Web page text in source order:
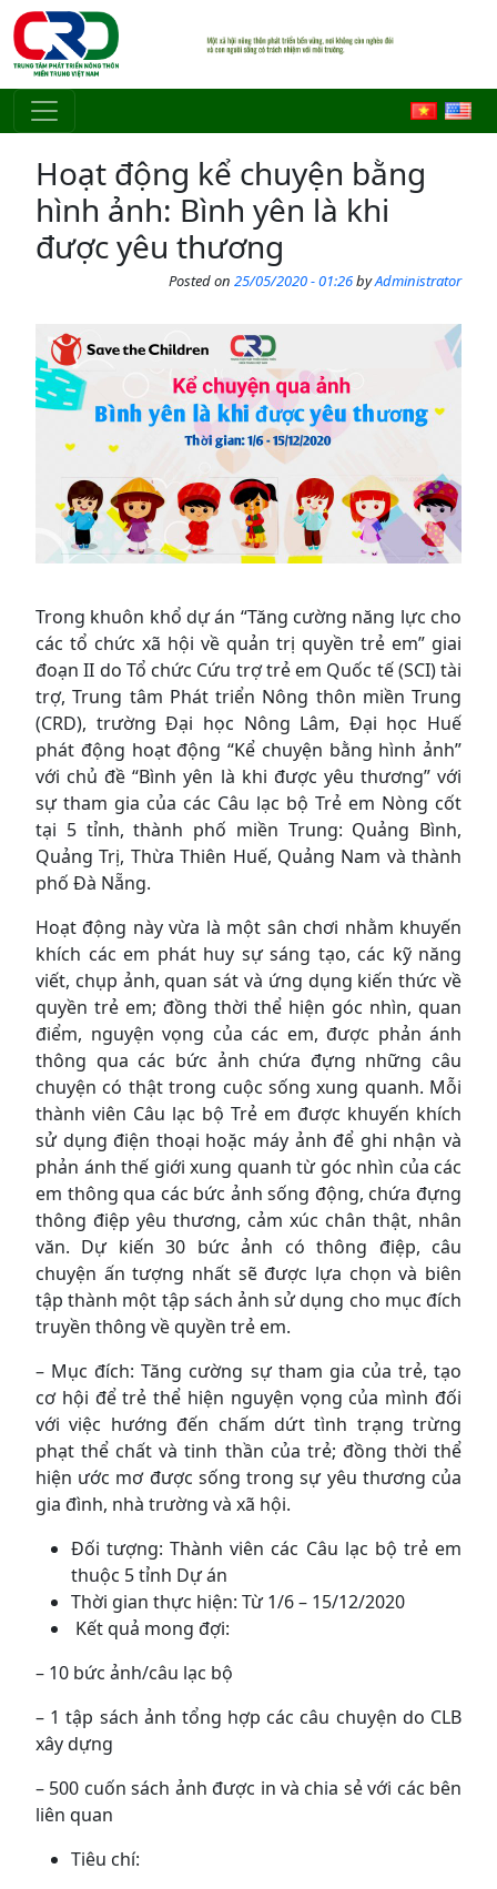
Skip to main content
Hoạt động kể chuyện bằng
hình ảnh: Bình yên là khi
được yêu thương
Posted on 25/05/2020 - 01:26byAdministrator
Trong khuôn khổ dự án “Tăng cường năng lực cho
các tổ chức xã hội về quản trị quyền trẻ em” giai
đoạn II do Tổ chức Cứu trợ trẻ em Quốc tế (SCI) tài
trợ, Trung tâm Phát triển Nông thôn miền Trung
(CRD), trường Đại học Nông Lâm, Đại học Huế
phát động hoạt động “Kể chuyện bằng hình ảnh”
với chủ đề “Bình yên là khi được yêu thương” với
sự tham gia của các Câu lạc bộ Trẻ em Nòng cốt
tại 5 tỉnh, thành phố miền Trung: Quảng Bình,
Quảng Trị, Thừa Thiên Huế, Quảng Nam và thành
phố Đà Nẵng.
Hoạt động này vừa là một sân chơi nhằm khuyến
khích các em phát huy sự sáng tạo, các kỹ năng
viết, chụp ảnh, quan sát và ứng dụng kiến thức về
quyền trẻ em; đồng thời thể hiện góc nhìn, quan
điểm, nguyện vọng của các em, được phản ánh
thông qua các bức ảnh chứa đựng những câu
chuyện có thật trong cuộc sống xung quanh. Mỗi
thành viên Câu lạc bộ Trẻ em được khuyến khích
sử dụng điện thoại hoặc máy ảnh để ghi nhận và
phản ánh thế giới xung quanh từ góc nhìn của các
em thông qua các bức ảnh sống động, chứa đựng
thông điệp yêu thương, cảm xúc chân thật, nhân
văn. Dự kiến 30 bức ảnh có thông điệp, câu
chuyện ấn tượng nhất sẽ được lựa chọn và biên
tập thành một tập sách ảnh sử dụng cho mục đích
truyền thông về quyền trẻ em.
– Mục đích: Tăng cường sự tham gia của trẻ, tạo
cơ hội để trẻ thể hiện nguyện vọng của mình đối
với việc hướng đến chấm dứt tình trạng trừng
phạt thể chất và tinh thần của trẻ; đồng thời thể
hiện ước mơ được sống trong sự yêu thương của
gia đình, nhà trường và xã hội.
Đối tượng: Thành viên các Câu lạc bộ trẻ em
thuộc 5 tỉnh Dự án
Thời gian thực hiện: Từ 1/6 – 15/12/2020
Kết quả mong đợi:
– 10 bức ảnh/câu lạc bộ
– 1 tập sách ảnh tổng hợp các câu chuyện do CLB
xây dựng
– 500 cuốn sách ảnh được in và chia sẻ với các bên
liên quan
Tiêu chí: